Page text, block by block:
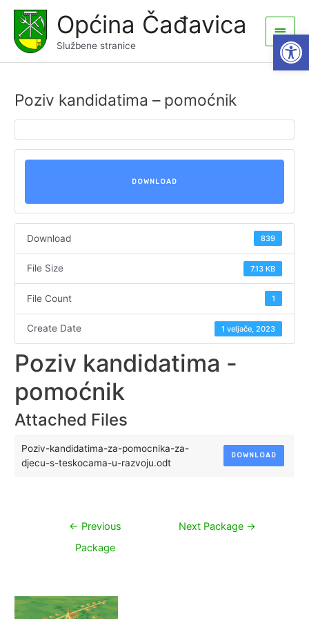
content
Općina Čađavica
Službene stranice
Main
Menu
Poziv kandidatima – pomoćnik
DOWNLOAD
Download 839
File Size 7.13 KB
File Count 1
Create Date 1 veljače, 2023
Poziv kandidatima -
pomoćnik
Attached Files
Poziv-kandidatima-za-pomocnika-za-
djecu-s-teskocama-u-razvoju.odt
DOWNLOAD
Navigacija
← Previous
Package
Next Package →